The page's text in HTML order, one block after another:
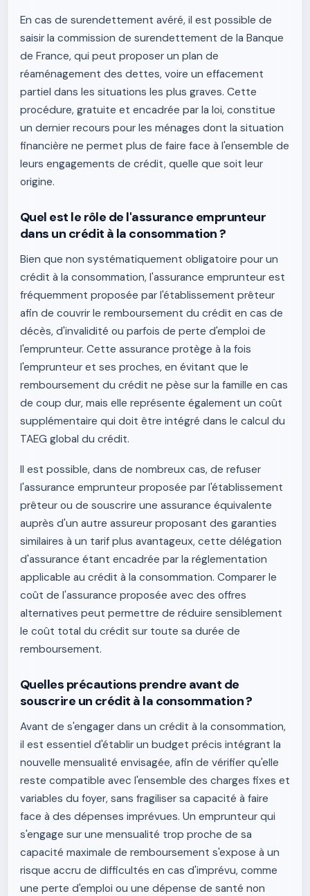
En cas de surendettement avéré, il est possible de
saisir la commission de surendettement de la Banque
de France, qui peut proposer un plan de
réaménagement des dettes, voire un effacement
partiel dans les situations les plus graves. Cette
procédure, gratuite et encadrée par la loi, constitue
un dernier recours pour les ménages dont la situation
financière ne permet plus de faire face à l'ensemble de
leurs engagements de crédit, quelle que soit leur
origine.
Quel est le rôle de l'assurance emprunteur
dans un crédit à la consommation ?
Bien que non systématiquement obligatoire pour un
crédit à la consommation, l'assurance emprunteur est
fréquemment proposée par l'établissement prêteur
afin de couvrir le remboursement du crédit en cas de
décès, d'invalidité ou parfois de perte d'emploi de
l'emprunteur. Cette assurance protège à la fois
l'emprunteur et ses proches, en évitant que le
remboursement du crédit ne pèse sur la famille en cas
de coup dur, mais elle représente également un coût
supplémentaire qui doit être intégré dans le calcul du
TAEG global du crédit.
Il est possible, dans de nombreux cas, de refuser
l'assurance emprunteur proposée par l'établissement
prêteur ou de souscrire une assurance équivalente
auprès d'un autre assureur proposant des garanties
similaires à un tarif plus avantageux, cette délégation
d'assurance étant encadrée par la réglementation
applicable au crédit à la consommation. Comparer le
coût de l'assurance proposée avec des offres
alternatives peut permettre de réduire sensiblement
le coût total du crédit sur toute sa durée de
remboursement.
Quelles précautions prendre avant de
souscrire un crédit à la consommation ?
Avant de s'engager dans un crédit à la consommation,
il est essentiel d'établir un budget précis intégrant la
nouvelle mensualité envisagée, afin de vérifier qu'elle
reste compatible avec l'ensemble des charges fixes et
variables du foyer, sans fragiliser sa capacité à faire
face à des dépenses imprévues. Un emprunteur qui
s'engage sur une mensualité trop proche de sa
capacité maximale de remboursement s'expose à un
risque accru de difficultés en cas d'imprévu, comme
une perte d'emploi ou une dépense de santé non